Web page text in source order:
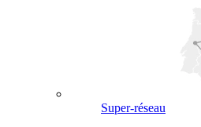
Super-réseau